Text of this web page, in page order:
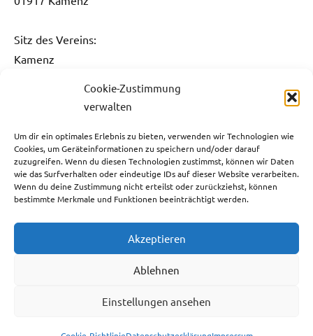
Cookie-Zustimmung
verwalten
Um dir ein optimales Erlebnis zu bieten, verwenden wir Technologien wie
Cookies, um Geräteinformationen zu speichern und/oder darauf
zuzugreifen. Wenn du diesen Technologien zustimmst, können wir Daten
wie das Surfverhalten oder eindeutige IDs auf dieser Website verarbeiten.
Wenn du deine Zustimmung nicht erteilst oder zurückziehst, können
bestimmte Merkmale und Funktionen beeinträchtigt werden.
Akzeptieren
Ablehnen
Einstellungen ansehen
Sitz des Vereins:
Kamenz
Fon: 0151 / 5061 1482
Fax: 03578 / 3736 731
E-Mail:info@sg-kamenz.de
Bankverbindung:
Ostsächsische Sparkasse Dresden
IBAN: DE59 8505 0300 3110 0013 05